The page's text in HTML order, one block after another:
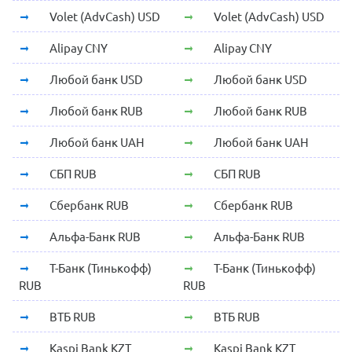
Volet (AdvCash) USD Volet (AdvCash) USD
Alipay CNY Alipay CNY
Любой банк USD Любой банк USD
Любой банк RUB Любой банк RUB
Любой банк UAH Любой банк UAH
СБП RUB СБП RUB
Сбербанк RUB Сбербанк RUB
Альфа-Банк RUB Альфа-Банк RUB
Т-Банк (Тинькофф)
RUB
Т-Банк (Тинькофф)
RUB
ВТБ RUB ВТБ RUB
Kaspi Bank KZT Kaspi Bank KZT